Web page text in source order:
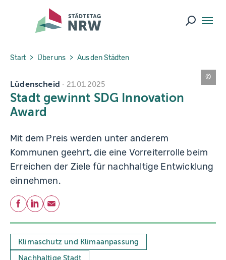
Skip to main navigation
Skip to main content
Skip to page footer
Suche
You are here:
Start Über uns Aus den Städten
Lüdenscheid 21.01.2025
Stadt gewinnt SDG Innovation
Award
Mit dem Preis werden unter anderem
Kommunen geehrt, die eine Vorreiterrolle beim
Erreichen der Ziele für nachhaltige Entwicklung
einnehmen.
Teilen
Facebook
LinkedIn
E-Mail
Klimaschutz und Klimaanpassung
Nachhaltige Stadt
S
s
h